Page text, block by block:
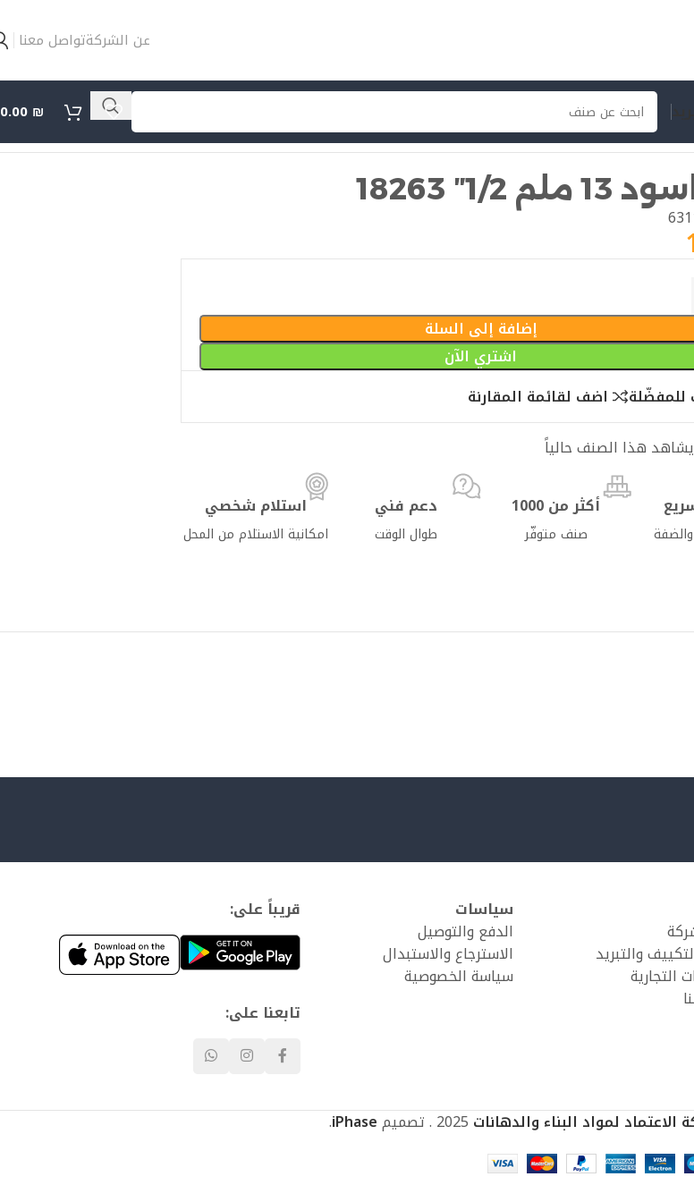
عن الشركةتواصل معنا
0.00 ₪
1/2″ 18263
إضافة إلى السلة
اشتري الآن
اضف لقائمة المقارنة
يشاهد هذا الصنف حالياً
أكثر من 1000
صنف متوفّر
دعم فني
طوال الوقت
استلام شخصي
امكانية الاستلام من المحل
والتبريد
التجارية
سياسات
الدفع والتوصيل
الاسترجاع والاستبدال
سياسة الخصوصية
قريباً على:
تابعنا على:
الاعتماد لمواد البناء والدهانات 2025 . تصميم iPhase
.